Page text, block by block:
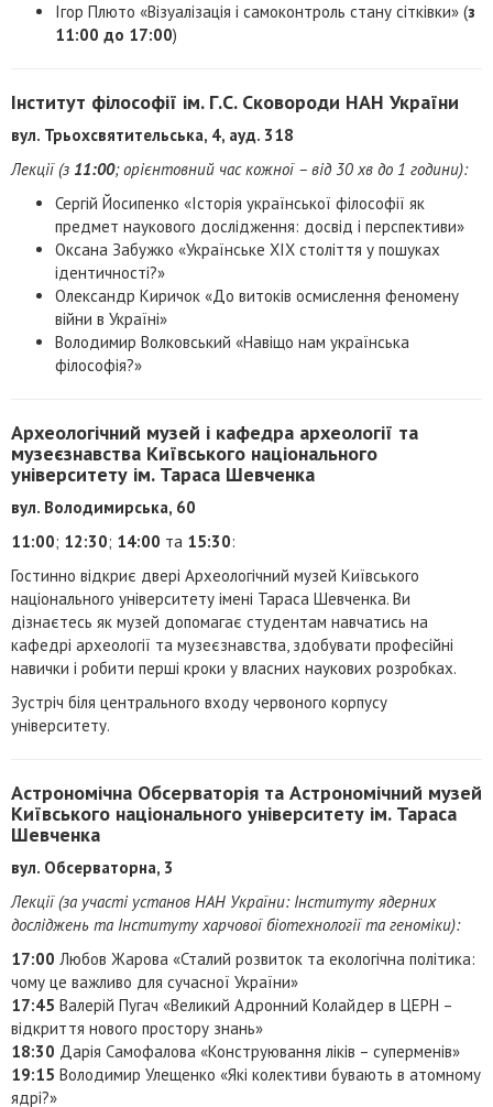
Ігор Плюто «Візуалізація і самоконтроль стану сітківки» (з
11:00 до 17:00)
Інститут філософії ім. Г.С. Сковороди НАН України
вул. Трьохсвятительська, 4, ауд. 318
Лекції (з 11:00; орієнтовний час кожної – від 30 хв до 1 години):
Сергій Йосипенко «Історія української філософії як
предмет наукового дослідження: досвід і перспективи»
Оксана Забужко «Українське ХІХ століття у пошуках
ідентичності?»
Олександр Киричок «До витоків осмислення феномену
війни в Україні»
Володимир Волковський «Навіщо нам українська
філософія?»
Археологічний музей і кафедра археології та
музеєзнавства Київського національного
університету ім. Тараса Шевченка
вул. Володимирська, 60
11:00; 12:30; 14:00 та 15:30:
Гостинно відкриє двері Археологічний музей Київського
національного університету імені Тараса Шевченка. Ви
дізнаєтесь як музей допомагає студентам навчатись на
кафедрі археології та музеєзнавства, здобувати професійні
навички і робити перші кроки у власних наукових розробках.
Зустріч біля центрального входу червоного корпусу
університету.
Астрономічна Обсерваторія та Астрономічний музей
Київського національного університету ім. Тараса
Шевченка
вул. Обсерваторна, 3
Лекції (за участі установ НАН України: Інституту ядерних
досліджень та Інституту харчової біотехнології та геноміки):
17:00 Любов Жарова «Сталий розвиток та екологічна політика:
чому це важливо для сучасної України»
17:45 Валерій Пугач «Великий Адронний Колайдер в ЦЕРН –
відкриття нового простору знань»
18:30 Дарія Самофалова «Конструювання ліків – суперменів»
19:15 Володимир Улещенко «Які колективи бувають в атомному
ядрі?»